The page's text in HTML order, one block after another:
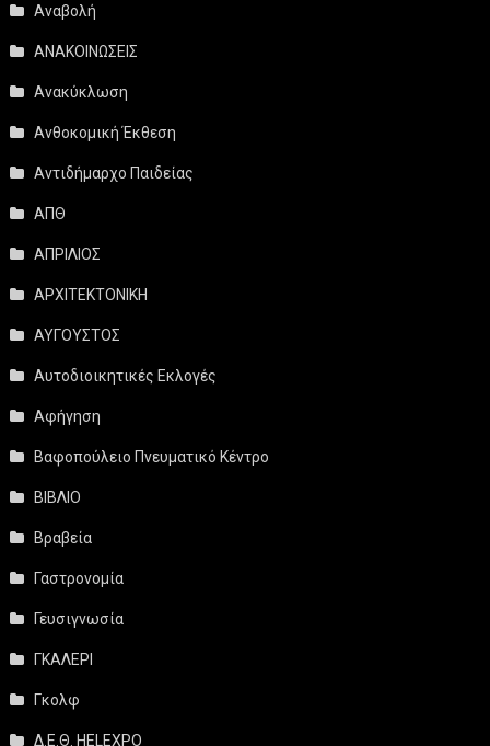
Αναβολή
ΑΝΑΚΟΙΝΩΣΕΙΣ
Ανακύκλωση
Ανθοκομική Έκθεση
Αντιδήμαρχο Παιδείας
ΑΠΘ
ΑΠΡΙΛΙΟΣ
ΑΡΧΙΤΕΚΤΟΝΙΚΗ
ΑΥΓΟΥΣΤΟΣ
Αυτοδιοικητικές Εκλογές
Αφήγηση
Βαφοπούλειο Πνευματικό Κέντρο
ΒΙΒΛΙΟ
Βραβεία
Γαστρονομία
Γευσιγνωσία
ΓΚΑΛΕΡΙ
Γκολφ
Δ.Ε.Θ. HELEXPO